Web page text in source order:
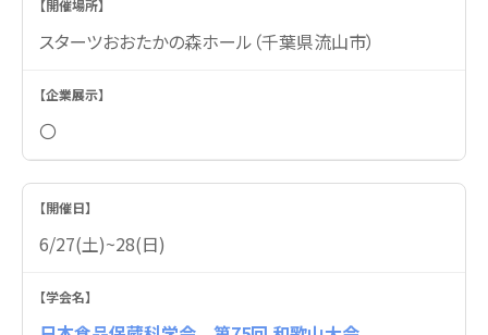
スターツおおたかの森ホール（千葉県流山市）
〇
6/27(土)~28(日)